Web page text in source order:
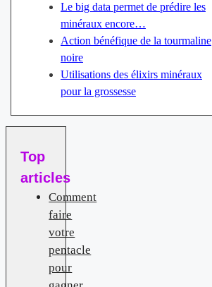
Le big data permet de prédire les
minéraux encore…
Action bénéfique de la tourmaline
noire
Utilisations des élixirs minéraux
pour la grossesse
Top
articles
Comment
faire
votre
pentacle
pour